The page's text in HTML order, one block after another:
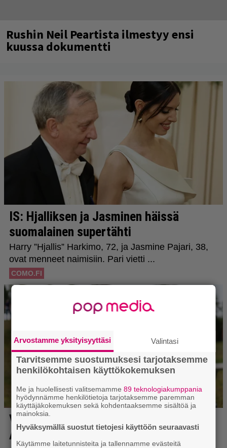
Rushin Neil Peartista ilmestyy ensi
kuussa dokumentti
Arvostamme yksityisyyttäsi Valintasi
Tarvitsemme suostumuksesi tarjotaksemme
henkilökohtaisen käyttökokemuksen
Me ja huolellisesti valitsemamme89 teknologiakumppania
hyödynnämme henkilötietoja tarjotaksemme paremman
käyttäjäkokemuksen sekä kohdentaaksemme sisältöä ja
mainoksia.
Hyväksymällä suostut tietojesi käyttöön seuraavasti
Käytämme laitetunnisteita ja tallennamme evästeitä